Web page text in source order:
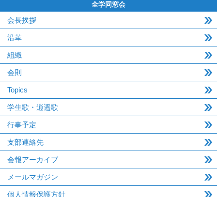
全学同窓会
会長挨拶
沿革
組織
会則
Topics
学生歌・逍遥歌
行事予定
支部連絡先
会報アーカイブ
メールマガジン
個人情報保護方針